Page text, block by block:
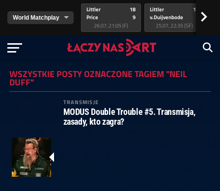
Littler
Price
18
9
26.07, 21:05 (F)
Littler
v.Duijvenbode
17
25.07, 22:35 (SF)
>
WSZYSTKIE POSTY OZNACZONE TAGIEM "NEIL
DUFF"
TRANSMISJE
MODUS Double Trouble #5. Transmisja,
zasady, kto zagra?